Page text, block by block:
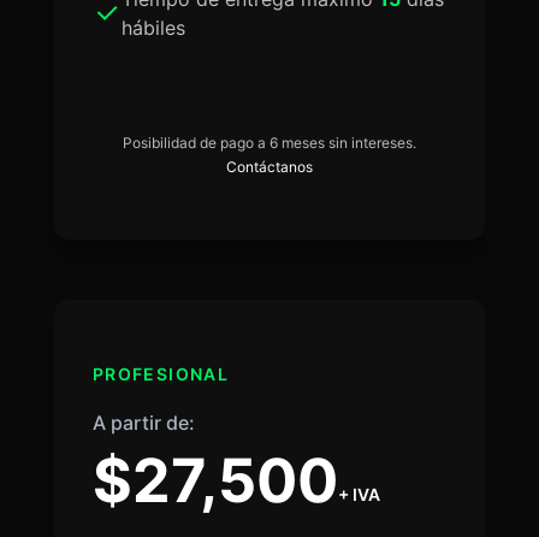
hábiles
Posibilidad de pago a 6 meses sin intereses.
Contáctanos
PROFESIONAL
A partir de:
$27,500+ IVA